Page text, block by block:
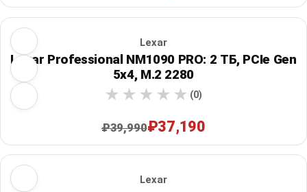
Lexar
Lexar Professional NM1090 PRO: 2 ТБ, PCIe Gen
5x4, M.2 2280
(0)
₽39,990₽37,190
Lexar